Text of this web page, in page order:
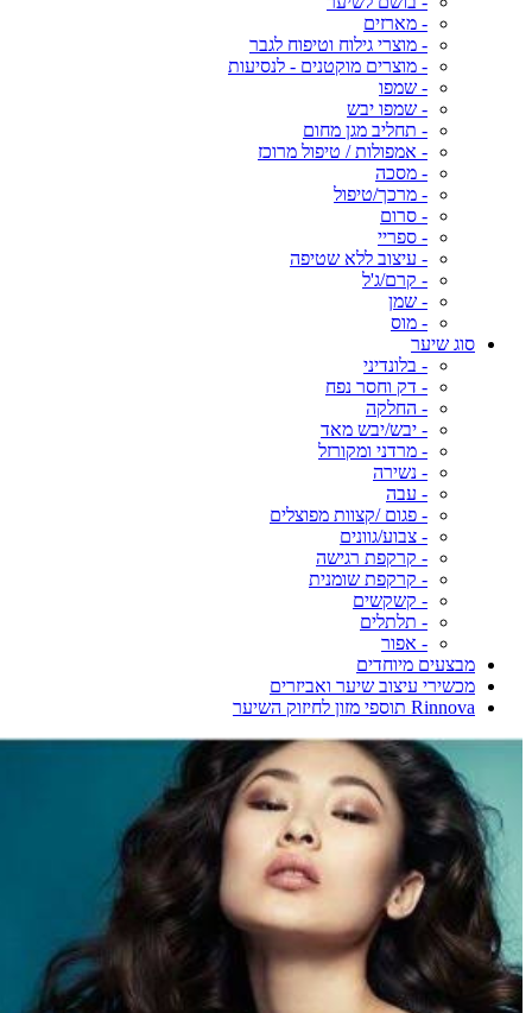
- מארזים
- מוצרי גילוח וטיפוח לגבר
- מוצרים מוקטנים - לנסיעות
- שמפו
- שמפו יבש
- תחליב מגן מחום
- אמפולות / טיפול מרוכז
- מסכה
- מרכך/טיפול
- סרום
- ספריי
- עיצוב ללא שטיפה
- קרם/ג'ל
- שמן
- מוס
סוג שיער
- בלונדיני
- דק וחסר נפח
- החלקה
- יבש/יבש מאד
- מרדני ומקורזל
- נשירה
- עבה
- פגום /קצוות מפוצלים
- צבוע/גוונים
- קרקפת רגישה
- קרקפת שומנית
- קשקשים
- תלתלים
- אפור
מבצעים מיוחדים
מכשירי עיצוב שיער ואביזרים
Rinnova תוספי מזון לחיזוק השיער